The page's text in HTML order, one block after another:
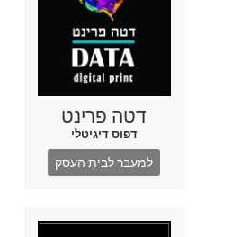
דטה פרינט
דפוס דיגיטלי
למעבר לבית העסק